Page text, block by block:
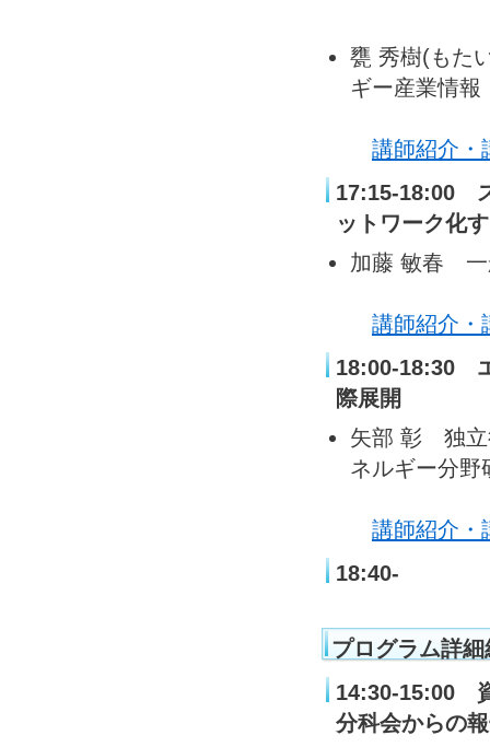
甕 秀樹(もた
ギー産業情
講師紹介・
17:15-18:00
ットワーク化
加藤 敏春 一
講師紹介・
18:00-18:30
際展開
矢部 彰 独立
ネルギー分野
講師紹介・
18:40-
プログラム詳細
14:30-15:00
分科会からの